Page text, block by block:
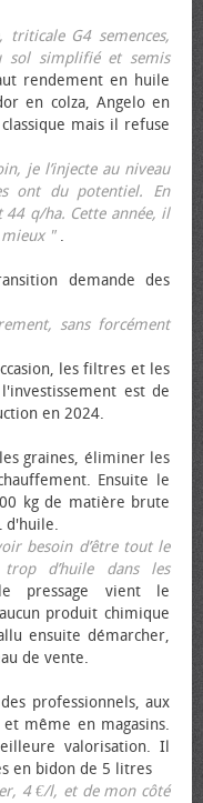
triticale G4 semences,
sol simplifié et semis
rendement en huile
en colza, Angelo en
mais il refuse
je l’injecte au niveau
ont du potentiel. En
44 q/ha. Cette année, il
".
demande des
sans forcément
les filtres et les
est de
en 2024.
graines, éliminer les
Ensuite le
kg de matière brute
d'huile.
besoin d’être tout le
d’huile dans les
pressage vient le
produit chimique
ensuite démarcher,
de vente.
professionnels, aux
même en magasins.
valorisation. Il
en bidon de 5 litres
4 €/l, et de mon côté